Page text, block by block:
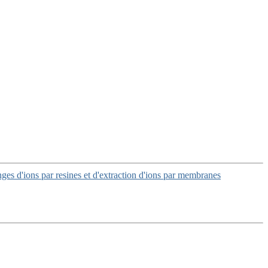
d'ions par resines et d'extraction d'ions par membranes